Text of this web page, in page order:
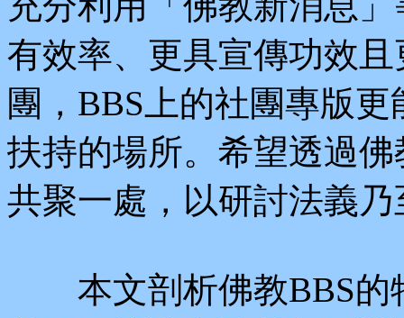
有效率、更具宣傳功效
團，BBS上的社團專版
扶持的場所。希望透過
共聚一處，以研討法義
本文剖析佛教BBS的